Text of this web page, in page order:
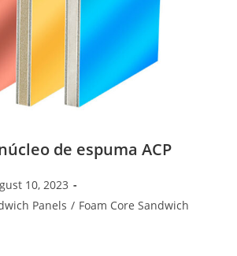
de espuma ACP
10, 2023
Panels / Foam Core Sandwich